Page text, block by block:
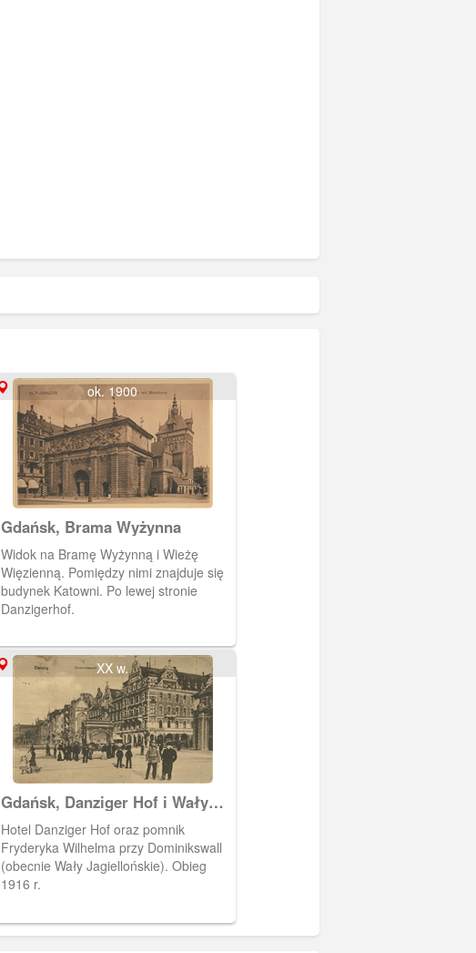
ok. 1900
Gdańsk, Brama Wyżynna
Widok na Bramę Wyżynną i Wieżę
Więzienną. Pomiędzy nimi znajduje się
budynek Katowni. Po lewej stronie
Danzigerhof.
XX w.
Gdańsk, Danziger Hof i Wały
Dominika
Hotel Danziger Hof oraz pomnik
Fryderyka Wilhelma przy Dominikswall
(obecnie Wały Jagiellońskie). Obieg
1916 r.